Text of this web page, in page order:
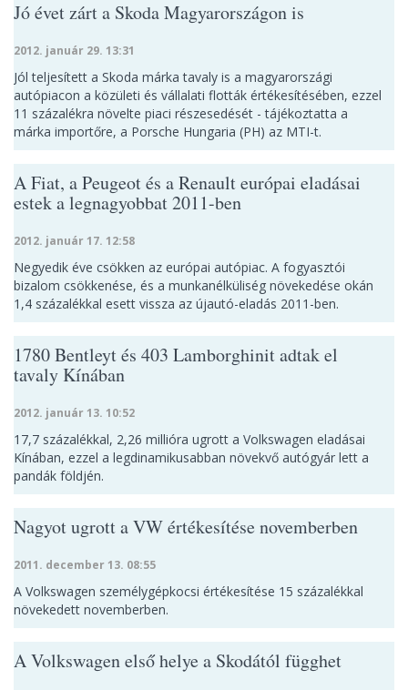
Jó évet zárt a Skoda Magyarországon is
2012. január 29. 13:31
Jól teljesített a Skoda márka tavaly is a magyarországi
autópiacon a közületi és vállalati flották értékesítésében, ezzel
11 százalékra növelte piaci részesedését - tájékoztatta a
márka importőre, a Porsche Hungaria (PH) az MTI-t.
A Fiat, a Peugeot és a Renault európai eladásai
estek a legnagyobbat 2011-ben
2012. január 17. 12:58
Negyedik éve csökken az európai autópiac. A fogyasztói
bizalom csökkenése, és a munkanélküliség növekedése okán
1,4 százalékkal esett vissza az újautó-eladás 2011-ben.
1780 Bentleyt és 403 Lamborghinit adtak el
tavaly Kínában
2012. január 13. 10:52
17,7 százalékkal, 2,26 millióra ugrott a Volkswagen eladásai
Kínában, ezzel a legdinamikusabban növekvő autógyár lett a
pandák földjén.
Nagyot ugrott a VW értékesítése novemberben
2011. december 13. 08:55
A Volkswagen személygépkocsi értékesítése 15 százalékkal
növekedett novemberben.
A Volkswagen első helye a Skodától függhet